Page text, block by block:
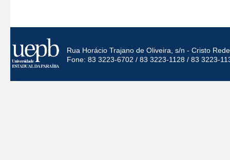
Rua Horácio Trajano de Oliveira, s/n - Cristo
Fone: 83 3223-6702 / 83 3223-1128 / 83 3223-